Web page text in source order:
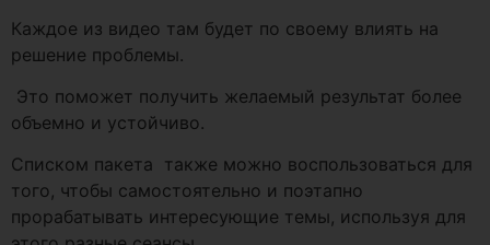
Каждое из видео там будет по своему влиять на
решение проблемы.
Это поможет получить желаемый результат более
объемно и устойчиво.
Списком пакета также можно воспользоваться для
того, чтобы самостоятельно и поэтапно
прорабатывать интересующие темы, используя для